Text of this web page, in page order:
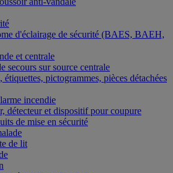
d'éclairage de sécurité (BAES, BAEH,
et centrale
secours sur source centrale
étiquettes, pictogrammes, pièces détachées
incendie
détecteur et dispositif pour coupure
de mise en sécurité
de lit